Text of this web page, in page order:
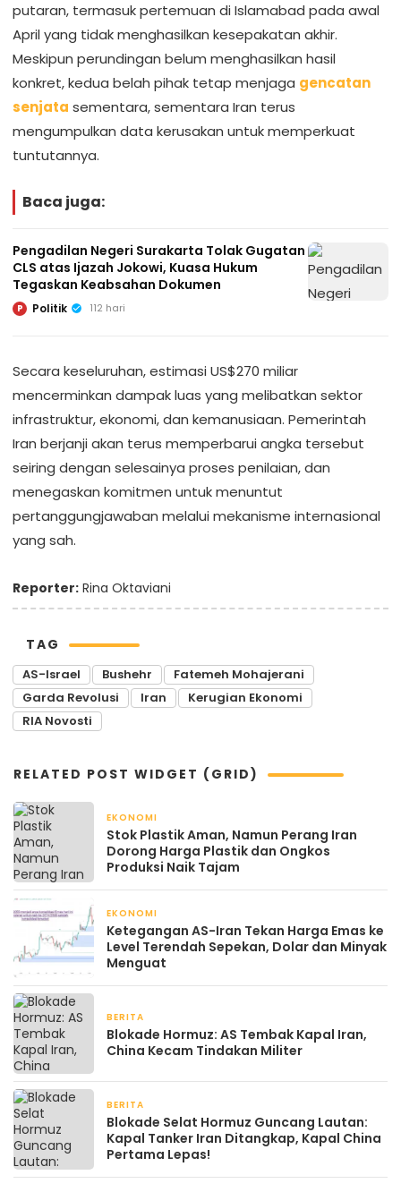
putaran, termasuk pertemuan di Islamabad pada awal
April yang tidak menghasilkan kesepakatan akhir.
Meskipun perundingan belum menghasilkan hasil
konkret, kedua belah pihak tetap menjaga gencatan
senjata sementara, sementara Iran terus
mengumpulkan data kerusakan untuk memperkuat
tuntutannya.
Baca juga:
Pengadilan Negeri Surakarta Tolak Gugatan
CLS atas Ijazah Jokowi, Kuasa Hukum
Tegaskan Keabsahan Dokumen
P Politik 112 hari
Secara keseluruhan, estimasi US$270 miliar
mencerminkan dampak luas yang melibatkan sektor
infrastruktur, ekonomi, dan kemanusiaan. Pemerintah
Iran berjanji akan terus memperbarui angka tersebut
seiring dengan selesainya proses penilaian, dan
menegaskan komitmen untuk menuntut
pertanggungjawaban melalui mekanisme internasional
yang sah.
Reporter: Rina Oktaviani
TAG
AS-Israel Bushehr
Fatemeh Mohajerani
Garda Revolusi
Iran
Kerugian Ekonomi
RIA Novosti
RELATED POST WIDGET (GRID)
EKONOMI
Stok Plastik Aman, Namun Perang Iran
Dorong Harga Plastik dan Ongkos
Produksi Naik Tajam
EKONOMI
Ketegangan AS-Iran Tekan Harga Emas ke
Level Terendah Sepekan, Dolar dan Minyak
Menguat
BERITA
Blokade Hormuz: AS Tembak Kapal Iran,
China Kecam Tindakan Militer
BERITA
Blokade Selat Hormuz Guncang Lautan:
Kapal Tanker Iran Ditangkap, Kapal China
Pertama Lepas!